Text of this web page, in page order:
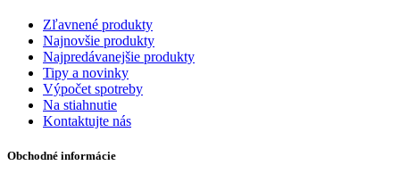
Zľavnené produkty
Najnovšie produkty
Najpredávanejšie produkty
Tipy a novinky
Výpočet spotreby
Na stiahnutie
Kontaktujte nás
Obchodné informácie